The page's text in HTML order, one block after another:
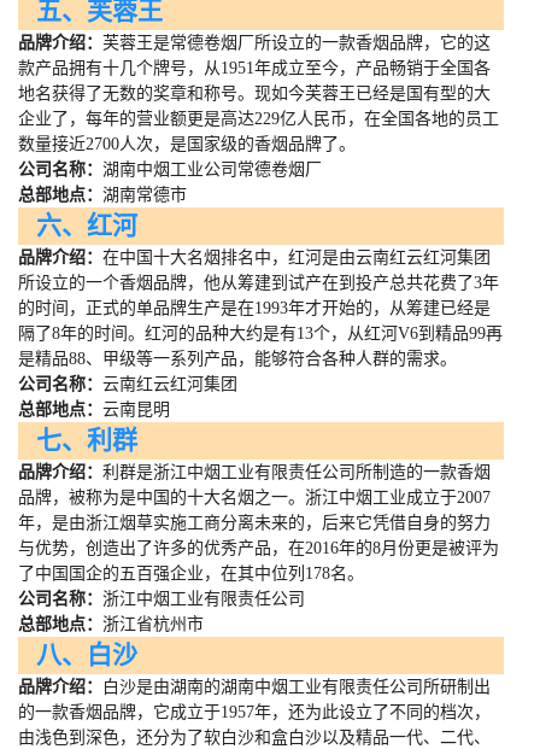
五、芙蓉王
品牌介绍： 芙蓉王是常德卷烟厂所设立的一款香烟品牌，它的这
款产品拥有十几个牌号，从1951年成立至今，产品畅销于全国各
地名获得了无数的奖章和称号。现如今芙蓉王已经是国有型的大
企业了，每年的营业额更是高达229亿人民币，在全国各地的员工
数量接近2700人次，是国家级的香烟品牌了。
公司名称： 湖南中烟工业公司常德卷烟厂
总部地点： 湖南常德市
六、红河
品牌介绍： 在中国十大名烟排名中，红河是由云南红云红河集团
所设立的一个香烟品牌，他从筹建到试产在到投产总共花费了3年
的时间，正式的单品牌生产是在1993年才开始的，从筹建已经是
隔了8年的时间。红河的品种大约是有13个，从红河 V6到精品99再
是精品88、甲级等一系列产品，能够符合各种人群的需求。
公司名称： 云南红云红河集团
总部地点： 云南昆明
七、利群
品牌介绍： 利群是浙江中烟工业有限责任公司所制造的一款香烟
品牌，被称为是中国的十大名烟之一。浙江中烟工业成立于2007
年，是由浙江烟草实施工商分离未来的，后来它凭借自身的努力
与优势，创造出了许多的优秀产品，在2016年的8月份更是被评为
了中国国企的五百强企业，在其中位列 178名。
公司名称： 浙江中烟工业有限责任公司
总部地点： 浙江省杭州市
八、白沙
品牌介绍：
白沙是由湖南的湖南中烟工业有限责任公司所研制出
的一款香烟品牌，它成立于1957年，还为此设立了不同的档次，
由浅色到深色，还分为了软白沙和盒白沙以及精品一代、二代、